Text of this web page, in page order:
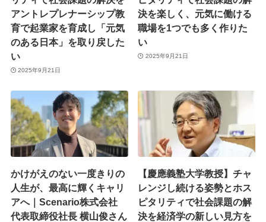
アントレプレナーシップ教
育で起業家を育成し「元気
のある日本」を取り戻した
い
2025年9月21日
決を楽しく、元気に働ける
職場を1つでも多く作りた
い
2025年9月21日
かけがえのない一度きりの
人生が、最高に輝くキャリ
アへ｜Scenario株式会社
代表取締役社長 横山俊さん
【慶應義塾大学教授】チャ
レンジし続ける姿勢とホス
ピタリティで社会課題の解
決を経済学の新しい見方を